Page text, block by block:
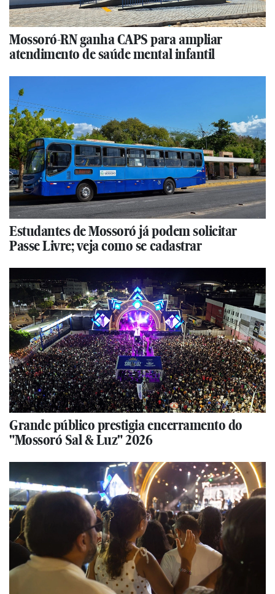
Mossoró-RN ganha CAPS para ampliar
atendimento de saúde mental infantil
Estudantes de Mossoró já podem solicitar
Passe Livre; veja como se cadastrar
Grande público prestigia encerramento do
"Mossoró Sal & Luz" 2026